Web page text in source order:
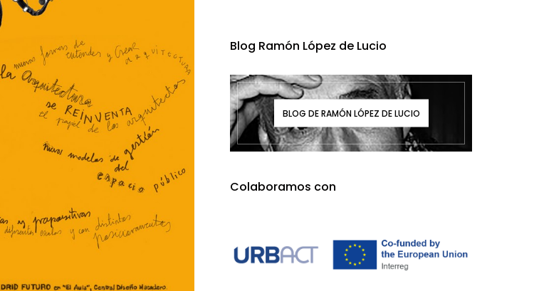
Blog Ramón López de Lucio
BLOG DE RAMÓN LÓPEZ DE LUCIO
Colaboramos con